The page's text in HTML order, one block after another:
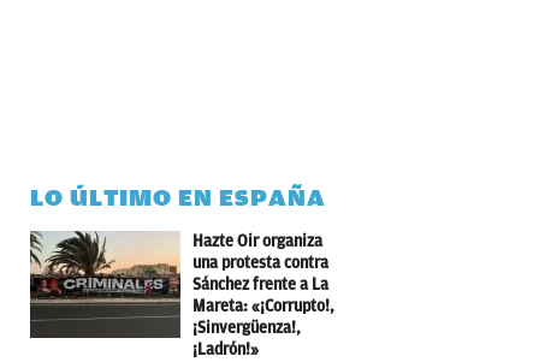
LO ÚLTIMO EN ESPAÑA
Hazte Oir organiza
una protesta contra
Sánchez frente a La
Mareta: «¡Corrupto!,
¡Sinvergüenza!,
¡Ladrón!»